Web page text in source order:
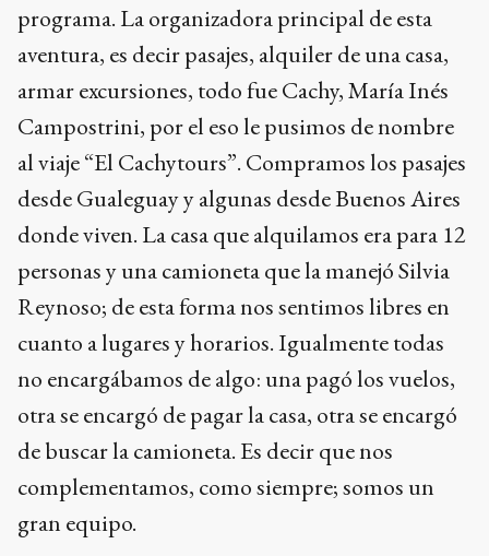
programa. La organizadora principal de esta
aventura, es decir pasajes, alquiler de una casa,
armar excursiones, todo fue Cachy, María Inés
Campostrini, por el eso le pusimos de nombre
al viaje “El Cachytours”. Compramos los pasajes
desde Gualeguay y algunas desde Buenos Aires
donde viven. La casa que alquilamos era para 12
personas y una camioneta que la manejó Silvia
Reynoso; de esta forma nos sentimos libres en
cuanto a lugares y horarios. Igualmente todas
no encargábamos de algo: una pagó los vuelos,
otra se encargó de pagar la casa, otra se encargó
de buscar la camioneta. Es decir que nos
complementamos, como siempre; somos un
gran equipo.